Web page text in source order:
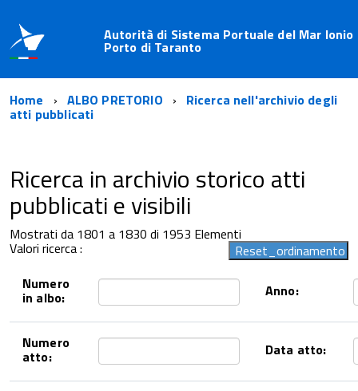
Autorità di Sistema Portuale del Mar Ionio
Porto di Taranto
Home ALBO PRETORIO Ricerca nell'archivio degli
atti pubblicati
Ricerca in archivio storico atti
pubblicati e visibili
Mostrati da 1801 a 1830 di 1953 Elementi
Valori ricerca :
Numero
in albo: Anno:
Numero
atto: Data atto: